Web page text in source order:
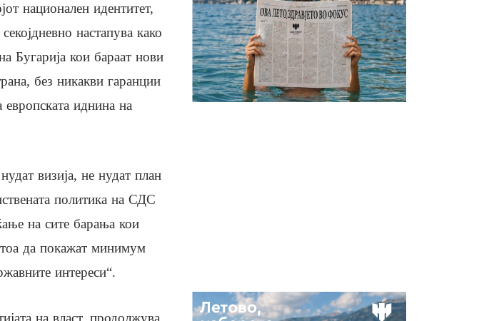
национален идентитет,
настапува како
Бугарија кои бараат нови
без никакви гаранции
европската иднина на
визија, не нудат план
политика на СДС
на сите барања кои
да покажат минимум
интереси“.
на власт, продолжува